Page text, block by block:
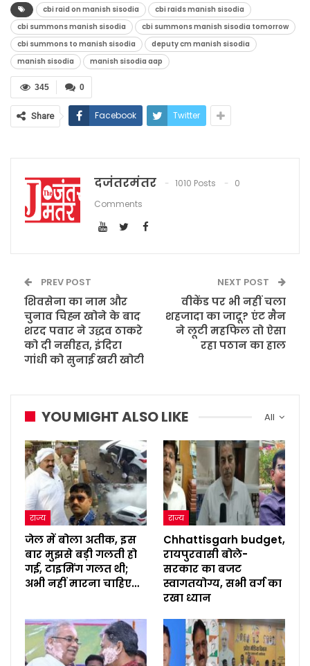
cbi raid on manish sisodia
cbi raids manish sisodia
cbi summons manish sisodia
cbi summons manish sisodia tomorrow
cbi summons to manish sisodia
deputy cm manish sisodia
manish sisodia
manish sisodia aap
0
345
Share Facebook Twitter
दजंतरमंतर 1010 Posts
0
Comments
PREV POST
शिवसेना का नाम और
चुनाव चिह्न खोने के बाद
शरद पवार ने उद्धव ठाकरे
को दी नसीहत, इंदिरा
गांधी को सुनाई खरी खोटी
NEXT POST
वीकेंड पर भी नहीं चला
शहजादा का जादू? एंट मैन
ने लूटी महफिल तो ऐसा
रहा पठान का हाल
All
YOU MIGHT ALSO LIKE
राज्य
जेल में बोला अतीक, इस
बार मुझसे बड़ी गलती हो
गई, टाइमिंग गलत थी;
अभी नहीं मारना चाहिए…
राज्य
Chhattisgarh budget,
रायपुरवासी बोले-
सरकार का बजट
स्वागतयोग्य, सभी वर्ग का
रखा ध्यान